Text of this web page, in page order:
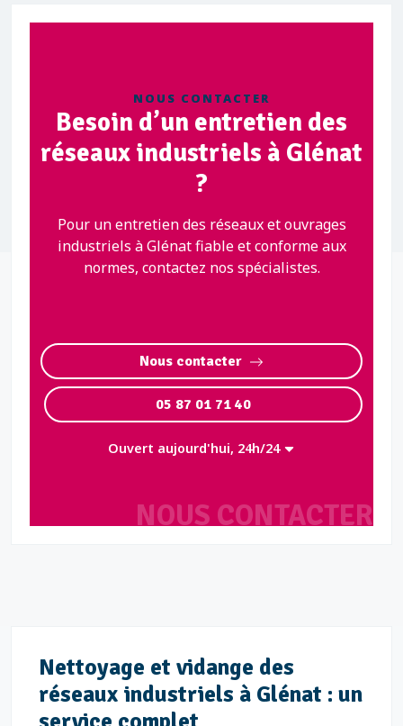
NOUS CONTACTER
NOUS CONTACTER
Besoin d’un entretien des
réseaux industriels à Glénat
?
Pour un entretien des réseaux et ouvrages
industriels à Glénat fiable et conforme aux
normes, contactez nos spécialistes.
Nous contacter
05 87 01 71 40
Ouvert aujourd'hui, 24h/24
Nettoyage et vidange des
réseaux industriels à Glénat : un